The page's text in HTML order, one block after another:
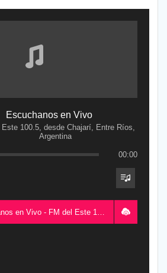
Escuchanos en Vivo
Este 100.5, desde Chajarí, Entre Ríos,
Argentina
00:00